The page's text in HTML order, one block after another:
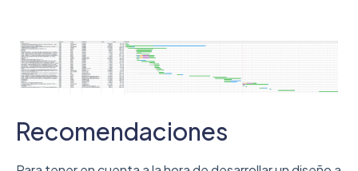
Recomendaciones